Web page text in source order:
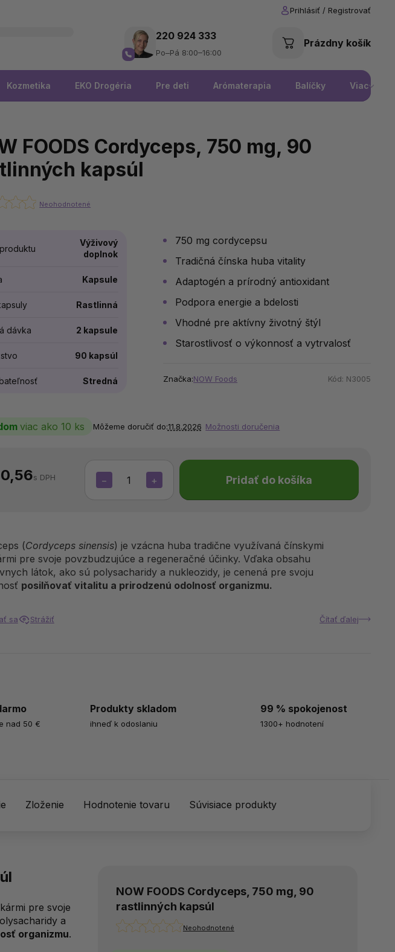
Prázdny košík
220 924 333
Po–Pá 8:00–16:00
Kozmetika EKO Drogéria Pre deti Arómaterapia Balíčky Viac
FOODS Cordyceps, 750 mg, 90
kapsúl
s DPH +
− Pridať do košíka
(Cordyceps sinensis) je vzácna huba tradične využívaná čínskymi
pre svoje povzbudzujúce a regeneračné účinky. Vďaka obsahu
látok, ako sú polysacharidy a nukleozidy, je cenená pre svoju
posilňovať vitalitu a prirodzenú odolnosť organizmu.
Čítať ďalej
sa Strážiť
750 mg cordycepsu
Tradičná čínska huba vitality
Adaptogén a prírodný antioxidant
Podpora energie a bdelosti
Vhodné pre aktívny životný štýl
Starostlivosť o výkonnosť a vytrvalosť
Značka:NOW Foods Kód: N3005
Neohodnotené
Výživový
doplnok
Kapsule
Rastlinná
dávka 2 kapsule
90 kapsúl
Stredná
viac ako 10 ks Môžeme doručiť do:11.8.2026 Možnosti doručenia
nad 50 €
Produkty skladom
ihneď k odoslaniu
99 % spokojenost
1300+ hodnotení
Zloženie Hodnotenie tovaru Súvisiace produkty
pre svoje
a
organizmu.
NOW FOODS Cordyceps, 750 mg, 90
rastlinných kapsúl
Neohodnotené